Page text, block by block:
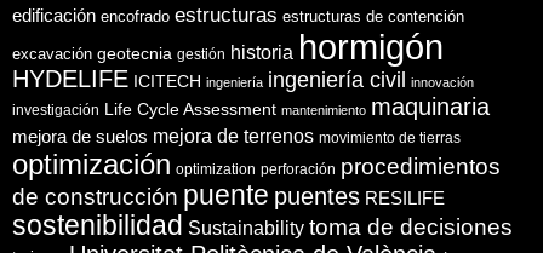
edificación encofrado estructuras estructuras de contención
excavación geotecnia gestión historia hormigón
HYDELIFE ICITECH ingeniería ingeniería civil innovación
investigación Life Cycle Assessment mantenimiento maquinaria
mejora de suelos mejora de terrenos movimiento de tierras
optimización optimization perforación procedimientos
de construcción puente puentes RESILIFE
sostenibilidad Sustainability toma de decisiones